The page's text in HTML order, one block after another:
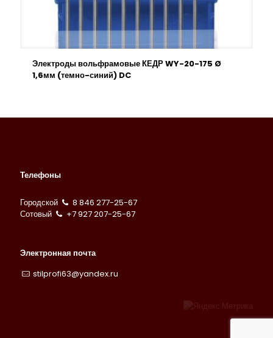
Электроды вольфрамовые КЕДР WY-20-175 Ø
1,6мм (темно-синий) DC
Телефоны
Городской
8 846 277-25-67
Сотовый
+7 927 207-25-67
Электронная почта
stilprofi63@yandex.ru